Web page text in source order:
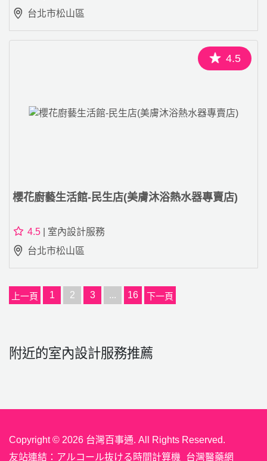
台北市松山區
4.5
櫻花廚藝生活館-民生店(美膚沐浴熱水器專賣店)
4.5 | 室內設計服務
台北市松山區
上一頁 1 2 3 ... 16 下一頁
附近的室內設計服務推薦
Copyright © 2026 台灣百事通. All Rights Reserved.
友站連結： アルコール抜ける時間計算機 台灣醫藥網